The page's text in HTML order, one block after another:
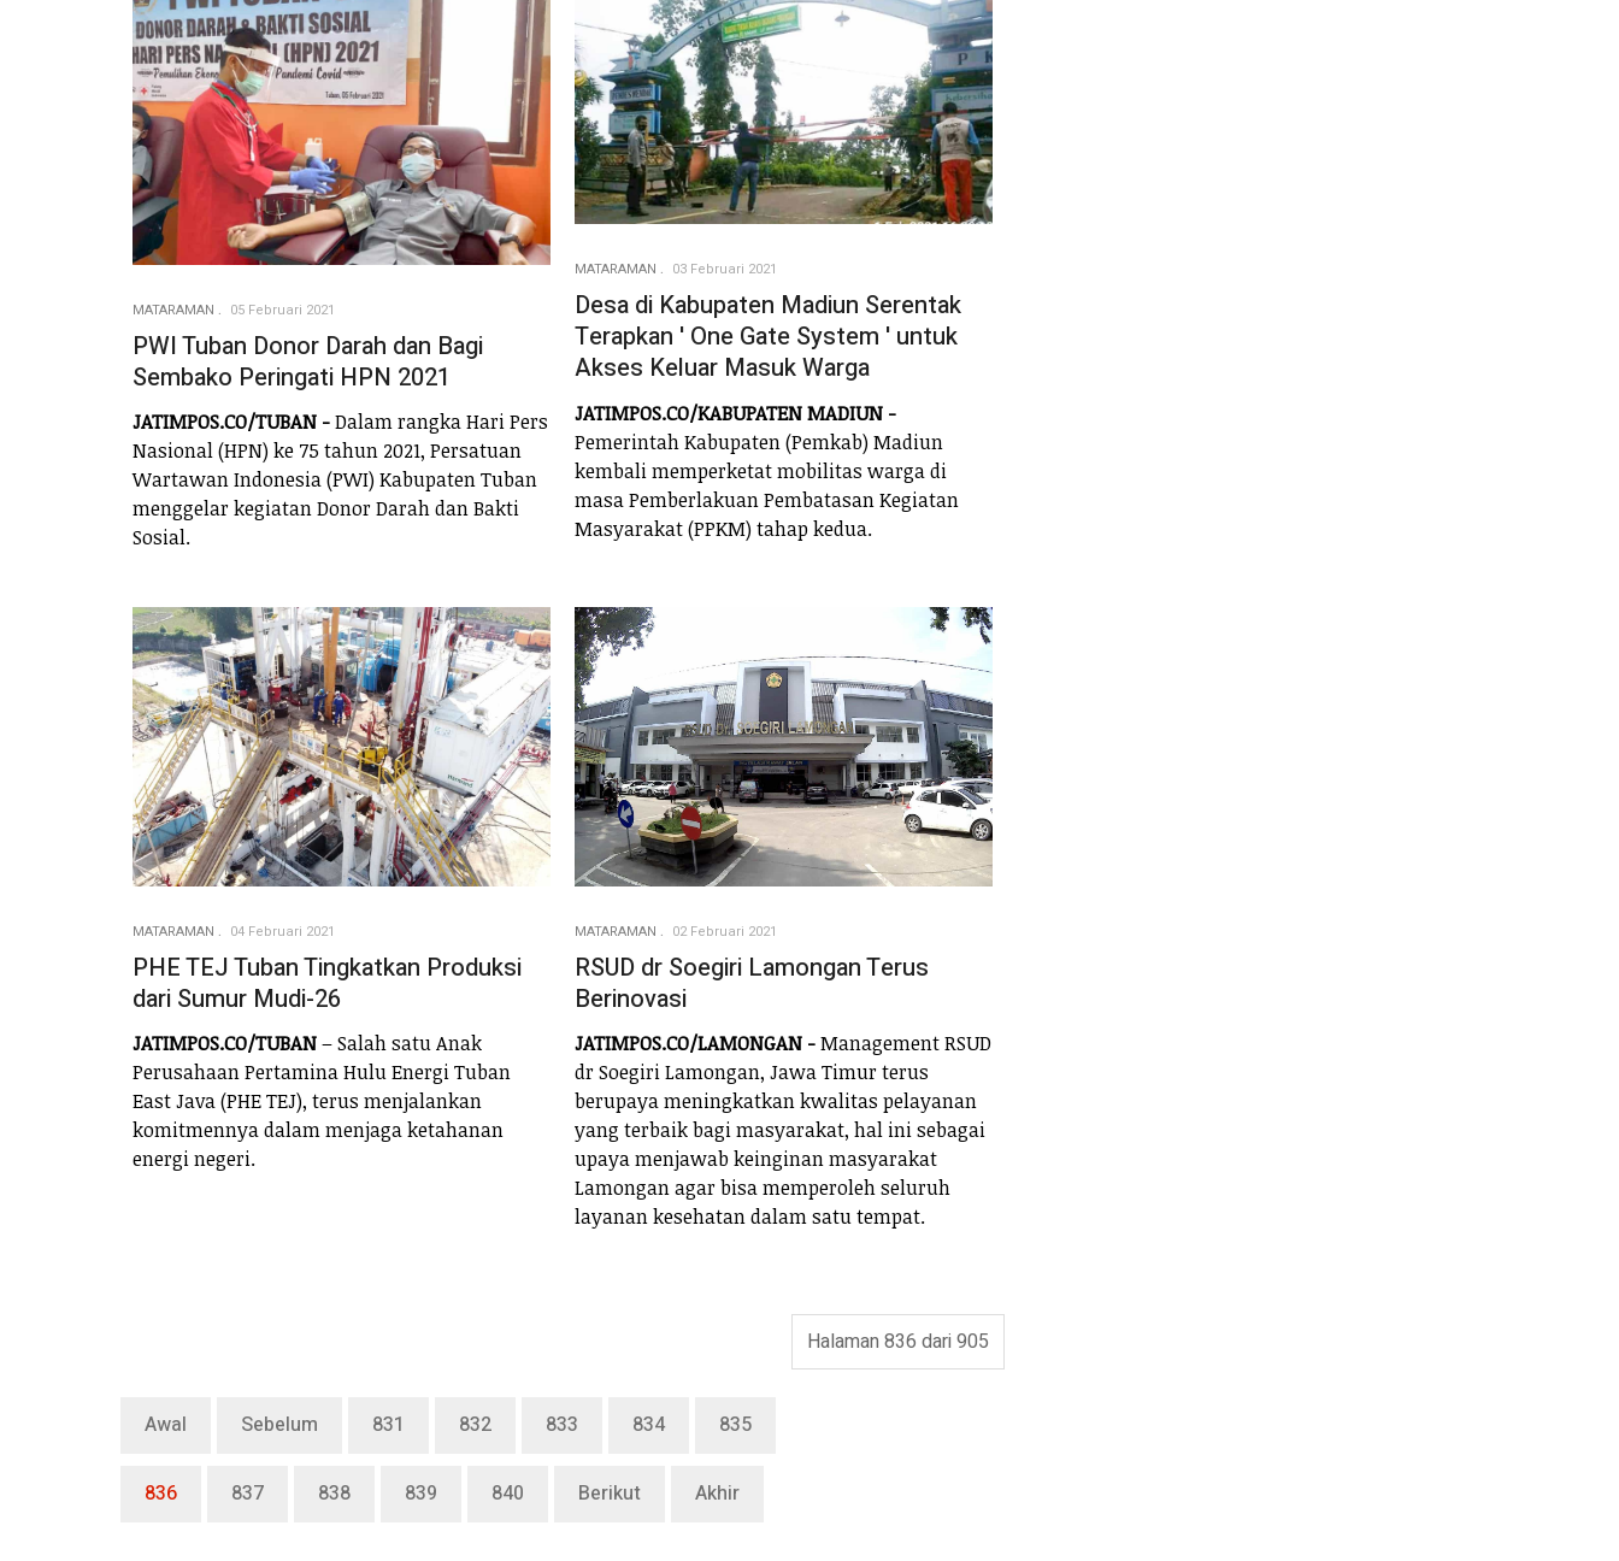
MATARAMAN 05 Februari 2021
PWI Tuban Donor Darah dan Bagi
Sembako Peringati HPN 2021
JATIMPOS.CO/TUBAN -Dalam rangka Hari Pers
Nasional (HPN) ke 75 tahun 2021, Persatuan
Wartawan Indonesia (PWI) Kabupaten Tuban
menggelar kegiatan Donor Darah dan Bakti
Sosial.
MATARAMAN 03 Februari 2021
Desa di Kabupaten Madiun Serentak
Terapkan ' One Gate System ' untuk
Akses Keluar Masuk Warga
JATIMPOS.CO/KABUPATEN MADIUN -
Pemerintah Kabupaten (Pemkab) Madiun
kembali memperketat mobilitas warga di
masa Pemberlakuan Pembatasan Kegiatan
Masyarakat (PPKM) tahap kedua.
MATARAMAN 04 Februari 2021
PHE TEJ Tuban Tingkatkan Produksi
dari Sumur Mudi-26
JATIMPOS.CO/TUBAN– Salah satu Anak
Perusahaan Pertamina Hulu Energi Tuban
East Java (PHE TEJ), terus menjalankan
komitmennya dalam menjaga ketahanan
energi negeri.
MATARAMAN 02 Februari 2021
RSUD dr Soegiri Lamongan Terus
Berinovasi
JATIMPOS.CO/LAMONGAN -Management RSUD
dr Soegiri Lamongan, Jawa Timur terus
berupaya meningkatkan kwalitas pelayanan
yang terbaik bagi masyarakat, hal ini sebagai
upaya menjawab keinginan masyarakat
Lamongan agar bisa memperoleh seluruh
layanan kesehatan dalam satu tempat.
Halaman 836 dari 905
Awal Sebelum 831 832 833 834 835
836 837 838 839 840 Berikut Akhir